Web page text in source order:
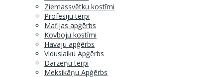
Ziemassvētku kostīmi
Profesiju tērpi
Mafijas apģērbs
Kovboju kostīmi
Havaju apģērbs
Viduslaiku Apģērbs
Dārzeņu tērpi
Meksikāņu Apģērbs